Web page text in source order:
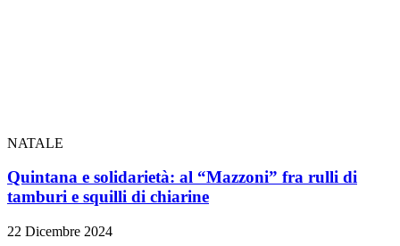
NATALE
Quintana e solidarietà: al “Mazzoni” fra rulli di
tamburi e squilli di chiarine
22 Dicembre 2024